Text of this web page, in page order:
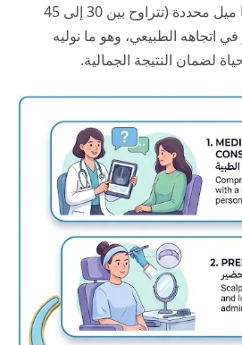
المنطقة المستقبلة بزوايا ميل محددة (تتراوح بين 30 إلى 45
اتجاهه الطبيعي، وهو ما نوليه
لضمان النتيجة الجمالية.